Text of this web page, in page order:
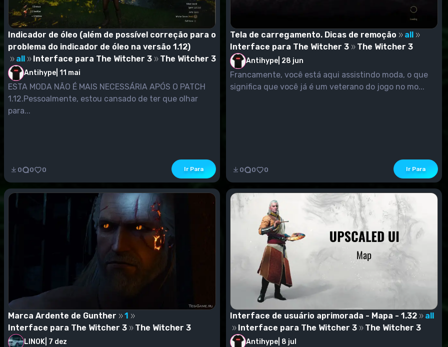
Indicador de óleo (além de possível correção para o
problema do indicador de óleo na versão 1.12)
all
Interface para The Witcher 3 The Witcher 3
Antihype 11 mai
ESTA MODA NÃO É MAIS NECESSÁRIA APÓS O PATCH
1.12.Pessoalmente, estou cansado de ter que olhar
para...
0 0 0 Ir Para
Tela de carregamento. Dicas de remoção
all
Interface para The Witcher 3
The Witcher 3
Antihype 28 jun
Francamente, você está aqui assistindo moda, o que
significa que você já é um veterano do jogo no mo...
0 0 0 Ir Para
Marca Ardente de Gunther
1
Interface para The Witcher 3
The Witcher 3
LINOK 7 dez
Interface de usuário aprimorada - Mapa - 1.32
all
Interface para The Witcher 3
The Witcher 3
Antihype 8 jul